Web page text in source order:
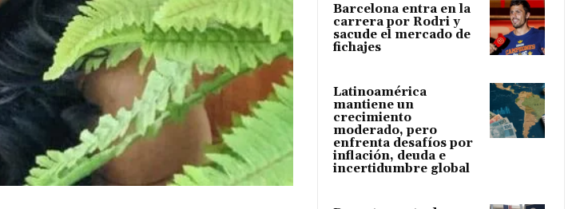
Barcelona entra en la
carrera por Rodri y
sacude el mercado de
fichajes
Latinoamérica
mantiene un
crecimiento
moderado, pero
enfrenta desafíos por
inflación, deuda e
incertidumbre global